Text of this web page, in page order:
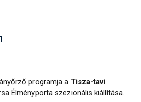
programja a Tisza-tavi
Élményporta szezionális kiállítása.